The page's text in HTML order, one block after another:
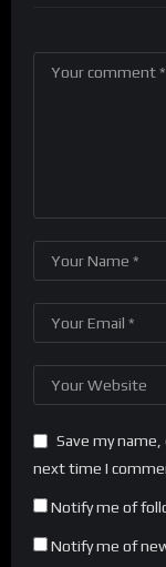
Save my
next time I
Notify me of
Notify me of